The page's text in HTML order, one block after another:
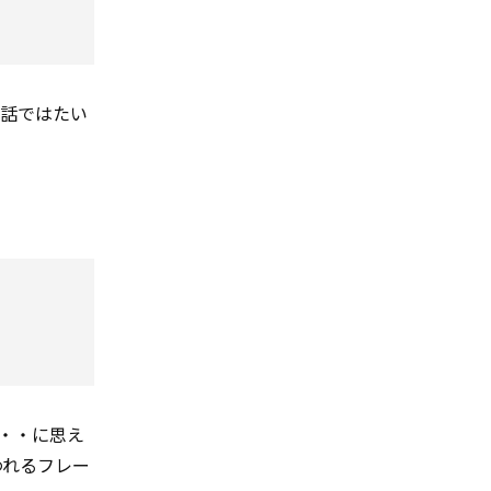
ではたい
・に思え
るフレー